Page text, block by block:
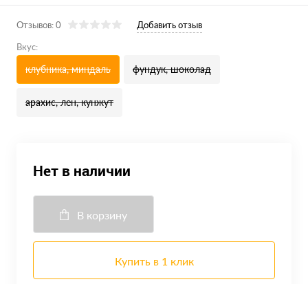
Отзывов: 0
Добавить отзыв
Вкус:
клубника, миндаль фундук, шоколад
арахис, лен, кунжут
Нет в наличии
В корзину
Купить в 1 клик